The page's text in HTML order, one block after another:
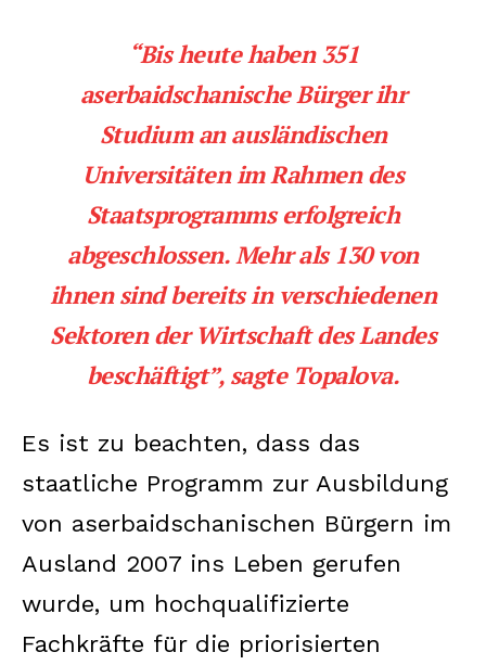
“Bis heute haben 351
aserbaidschanische Bürger ihr
Studium an ausländischen
Universitäten im Rahmen des
Staatsprogramms erfolgreich
abgeschlossen. Mehr als 130 von
ihnen sind bereits in verschiedenen
Sektoren der Wirtschaft des Landes
beschäftigt”, sagte Topalova.
Es ist zu beachten, dass das
staatliche Programm zur Ausbildung
von aserbaidschanischen Bürgern im
Ausland 2007 ins Leben gerufen
wurde, um hochqualifizierte
Fachkräfte für die priorisierten